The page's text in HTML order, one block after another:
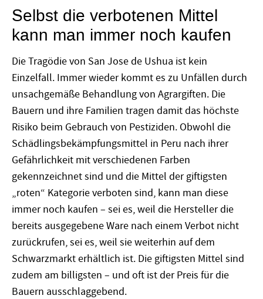
Selbst die verbotenen Mittel
kann man immer noch kaufen
Die Tragödie von San Jose de Ushua ist kein
Einzelfall. Immer wieder kommt es zu Unfällen durch
unsachgemäße Behandlung von Agrargiften. Die
Bauern und ihre Familien tragen damit das höchste
Risiko beim Gebrauch von Pestiziden. Obwohl die
Schädlingsbekämpfungsmittel in Peru nach ihrer
Gefährlichkeit mit verschiedenen Farben
gekennzeichnet sind und die Mittel der giftigsten
„roten“ Kategorie verboten sind, kann man diese
immer noch kaufen – sei es, weil die Hersteller die
bereits ausgegebene Ware nach einem Verbot nicht
zurückrufen, sei es, weil sie weiterhin auf dem
Schwarzmarkt erhältlich ist. Die giftigsten Mittel sind
zudem am billigsten – und oft ist der Preis für die
Bauern ausschlaggebend.